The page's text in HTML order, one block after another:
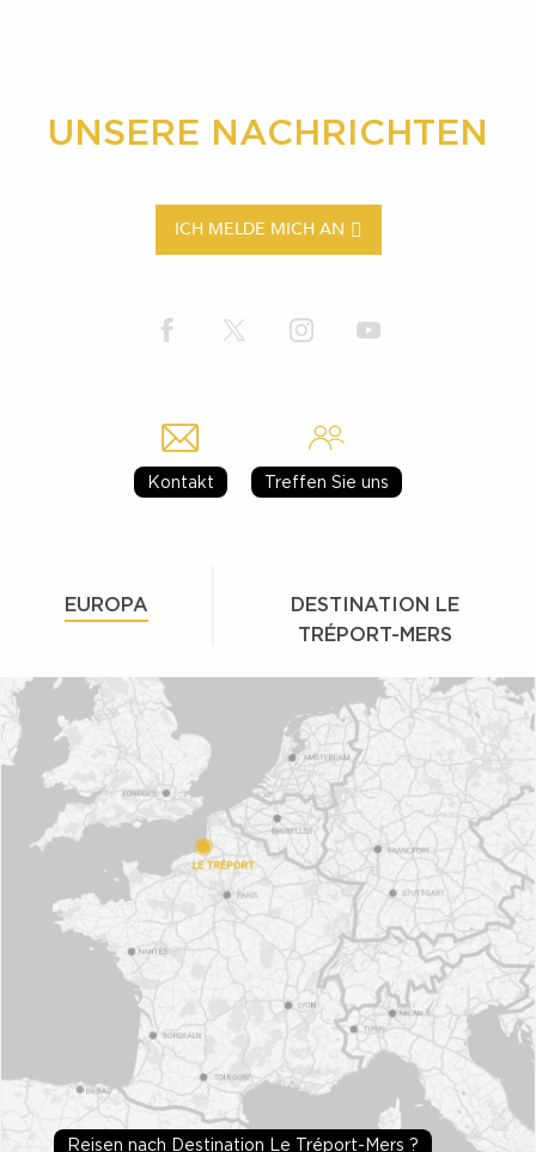
UNSERE NACHRICHTEN
ICH MELDE MICH AN
Kontakt Treffen Sie uns
EUROPA
DESTINATION LE
TRÉPORT-MERS
Reisen nach Destination Le Tréport-Mers ?